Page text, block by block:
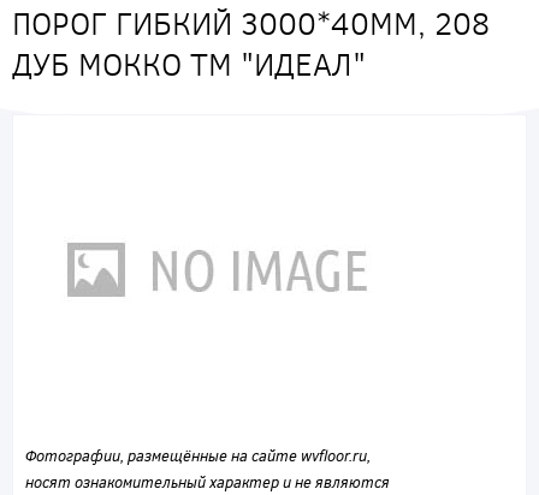
ПОРОГ ГИБКИЙ 3000*40ММ, 208
ДУБ МОККО ТМ "ИДЕАЛ"
Фотографии, размещённые на сайте wvfloor.ru,
носят ознакомительный характер и не являются